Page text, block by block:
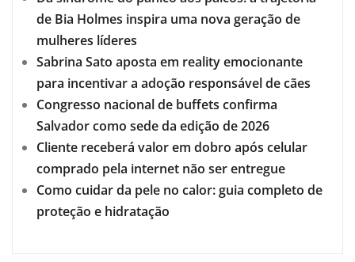
de Bia Holmes inspira uma nova geração de
mulheres líderes
Sabrina Sato aposta em reality emocionante
para incentivar a adoção responsável de cães
Congresso nacional de buffets confirma
Salvador como sede da edição de 2026
Cliente receberá valor em dobro após celular
comprado pela internet não ser entregue
Como cuidar da pele no calor: guia completo de
proteção e hidratação